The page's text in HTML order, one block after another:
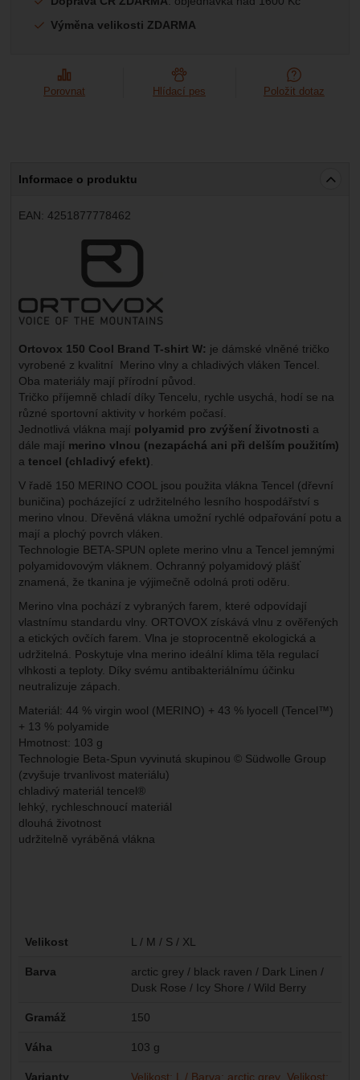
Výměna velikosti ZDARMA
Porovnat Hlídací pes Položit dotaz
Informace o produktu
EAN: 4251877778462
Ortovox 150 Cool Brand T-shirt W: je dámské vlněné tričko
vyrobené z kvalitní Merino vlny a chladivých vláken Tencel.
Oba materiály mají přírodní původ.
Tričko příjemně chladí díky Tencelu, rychle usychá, hodí se na
různé sportovní aktivity v horkém počasí.
Jednotlivá vlákna mají polyamid pro zvýšení životnosti a
dále mají merino vlnou (nezapáchá ani při delším použitím)
a tencel (chladivý efekt)
V řadě 150 MERINO COOL jsou použita vlákna Tencel (dřevní
buničina) pocházející z udržitelného lesního hospodářství s
merino vlnou. Dřevěná vlákna umožní rychlé odpařování potu a
mají a plochý povrch vláken.
Technologie BETA-SPUN oplete merino vlnu a Tencel jemnými
polyamidovovým vláknem. Ochranný polyamidový plášť
znamená, že tkanina je výjimečně odolná proti oděru.
Merino vlna pochází z vybraných farem, které odpovídají
vlastnímu standardu vlny. ORTOVOX získává vlnu z ověřených
a etických ovčích farem. Vlna je stoprocentně ekologická a
udržitelná. Poskytuje vlna merino ideální klima těla regulací
vlhkosti a teploty. Díky svému antibakteriálnímu účinku
neutralizuje zápach.
Materiál: 44 % virgin wool (MERINO) + 43 % lyocell (Tencel™)
+ 13 % polyamide
Hmotnost: 103 g
Technologie Beta-Spun vyvinutá skupinou © Südwolle Group
(zvyšuje trvanlivost materiálu)
chladivý materiál tencel®
lehký, rychleschnoucí materiál
dlouhá životnost
udržitelně vyráběná vlákna
Parametry
Velikost L / M / S / XL
Barva
arctic grey / black raven / Dark Linen /
Dusk Rose / Icy Shore / Wild Berry
Gramáž 150
Váha 103 g
Varianty Velikost: L / Barva: arctic grey Velikost: